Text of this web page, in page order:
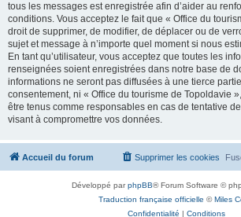
tous les messages est enregistrée afin d’aider au
conditions. Vous acceptez le fait que « Office du
droit de supprimer, de modifier, de déplacer ou de
sujet et message à n’importe quel moment si nous
En tant qu’utilisateur, vous acceptez que toutes les
renseignées soient enregistrées dans notre base de
informations ne seront pas diffusées à une tierce
consentement, ni « Office du tourisme de Topoldavie
être tenus comme responsables en cas de tentative
visant à compromettre vos données.
Accueil du forum Supprimer les cookies
Développé parphpBB® Forum Software ©
Traduction française officielle ©Miles
Confidentialité | Conditions